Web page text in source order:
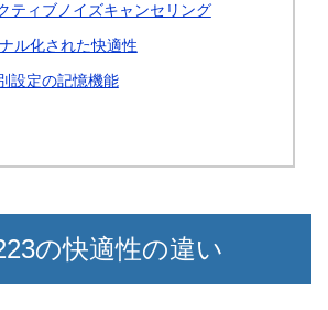
ティブノイズキャンセリング
ル化された快適性
設定の記憶機能
の快適性の違い